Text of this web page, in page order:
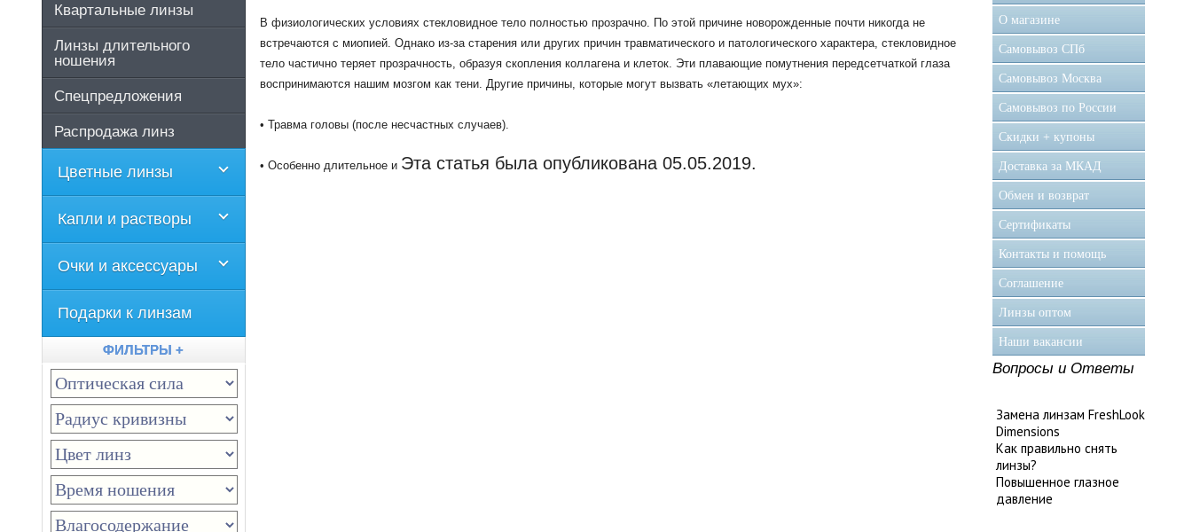
В физиологических условиях стекловидное тело полностью прозрачно. По этой причине новорожденные почти никогда не
встречаются с миопией. Однако из-за старения или других причин травматического и патологического характера, стекловидное
тело частично теряет прозрачность, образуя скопления коллагена и клеток. Эти плавающие помутнения передсетчаткой глаза
воспринимаются нашим мозгом как тени. Другие причины, которые могут вызвать«летающих мух»:
• Травма головы(после несчастных случаев).
• Особенно длительное и Эта статья была опубликована 05.05.2019.
Квартальные линзы
Линзы длительного
ношения
Спецпредложения
Распродажа линз
Цветные линзы
Капли и растворы
Очки и аксессуары
Подарки к линзам
ФИЛЬТРЫ +
О магазине
Самовывоз CПб
Самовывоз Москва
Самовывоз по России
Скидки + купоны
Доставка за МКАД
Обмен и возврат
Сертификаты
Контакты и помощь
Соглашение
Линзы оптом
Наши вакансии
Вопросы и Ответы
Замена линзам FreshLook
Dimensions
Как правильно снять
линзы?
Повышенное глазное
давление